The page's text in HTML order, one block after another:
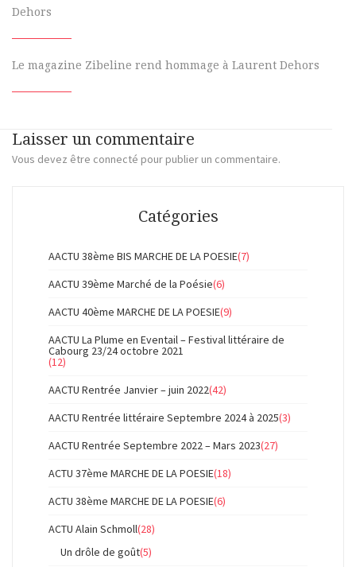
Dehors
Le magazine Zibeline rend hommage à Laurent Dehors
Laisser un commentaire
Vous devez être connecté pour publier un commentaire.
Catégories
AACTU 38ème BIS MARCHE DE LA POESIE(7)
AACTU 39ème Marché de la Poésie(6)
AACTU 40ème MARCHE DE LA POESIE(9)
AACTU La Plume en Eventail – Festival littéraire de
Cabourg 23/24 octobre 2021
(12)
AACTU Rentrée Janvier – juin 2022(42)
AACTU Rentrée littéraire Septembre 2024 à 2025(3)
AACTU Rentrée Septembre 2022 – Mars 2023(27)
ACTU 37ème MARCHE DE LA POESIE(18)
ACTU 38ème MARCHE DE LA POESIE(6)
ACTU Alain Schmoll(28)
Un drôle de goût(5)